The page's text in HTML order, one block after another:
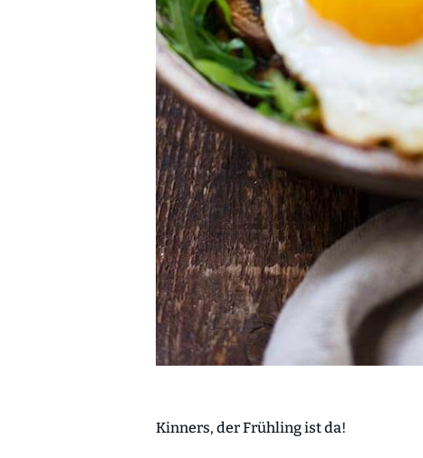
Kinners, der Frühling ist da!